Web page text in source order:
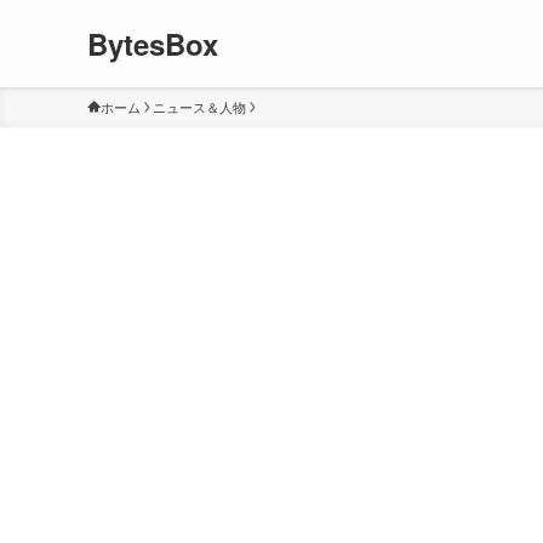
BytesBox
ホーム ニュース＆人物